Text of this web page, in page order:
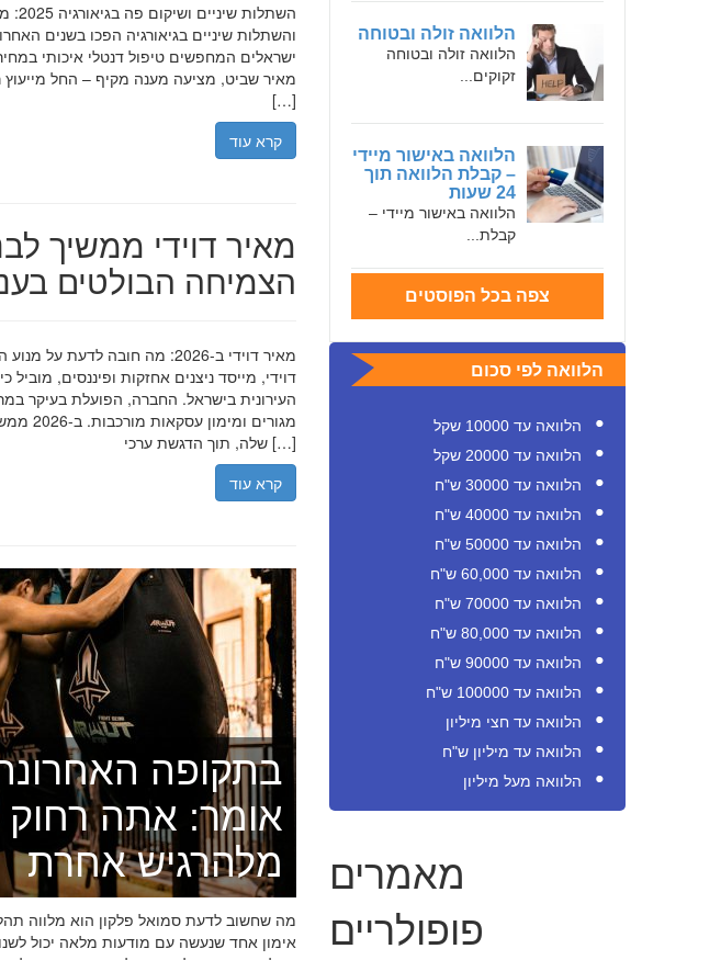
הלוואה זולה ובטוחה
הלוואה זולה ובטוחה
זקוקים...
הלוואה באישור מיידי
– קבלת הלוואה תוך
24 שעות
הלוואה באישור מיידי –
קבלת...
צפה בכל הפוסטים
הלוואה לפי סכום
הלוואה עד 10000 שקל
הלוואה עד 20000 שקל
הלוואה עד 30000 ש"ח
הלוואה עד 40000 ש"ח
הלוואה עד 50000 ש"ח
הלוואה עד 60,000 ש"ח
הלוואה עד 70000 ש"ח
הלוואה עד 80,000 ש"ח
הלוואה עד 90000 ש"ח
הלוואה עד 100000 ש"ח
הלוואה עד חצי מיליון
הלוואה עד מיליון ש"ח
הלוואה מעל מיליון
מאמרים
פופולריים
והשתלות שיניים בגיאורגיה הפכו בשנים
ישראלים המחפשים טיפול דנטלי איכותי
מאיר שביט, מציעה מענה מקיף – החל מייעוץ
[…]
קרא עוד
מאיר דוידי ממשיך
הצמיחה הבולטים
מאיר דוידי ב-2026: מה חובה
דוידי, מייסד ניצנים אחזקות ופיננסים,
העירונית בישראל. החברה, הפועלת בעיקר
שלה, תוך הדגשת ערכי […]
קרא עוד
בתקופה
אומר: אתה רחוק
מלהרגיש אחרת
מה שחשוב לדעת סמואל פלקון הוא מלווה
אימון אחד שנעשה עם מודעות מלאה יכול